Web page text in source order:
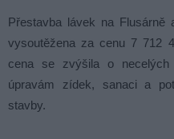
Přestavba lávek na Flusárně
vysoutěžena za cenu 7 712
cena se zvýšila o
úpravám zídek, sanaci a
stavby.